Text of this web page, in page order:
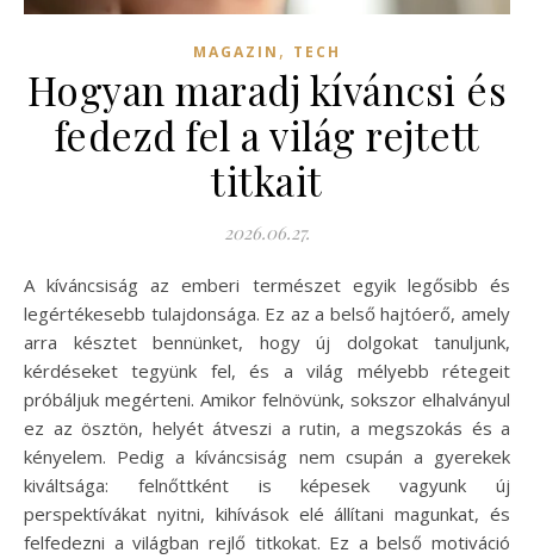
MAGAZIN , TECH
Hogyan maradj kíváncsi és
fedezd fel a világ rejtett
titkait
2026.06.27.
A kíváncsiság az emberi természet egyik legősibb és
legértékesebb tulajdonsága. Ez az a belső hajtóerő, amely
arra késztet bennünket, hogy új dolgokat tanuljunk,
kérdéseket tegyünk fel, és a világ mélyebb rétegeit
próbáljuk megérteni. Amikor felnövünk, sokszor elhalványul
ez az ösztön, helyét átveszi a rutin, a megszokás és a
kényelem. Pedig a kíváncsiság nem csupán a gyerekek
kiváltsága: felnőttként is képesek vagyunk új
perspektívákat nyitni, kihívások elé állítani magunkat, és
felfedezni a világban rejlő titkokat. Ez a belső motiváció